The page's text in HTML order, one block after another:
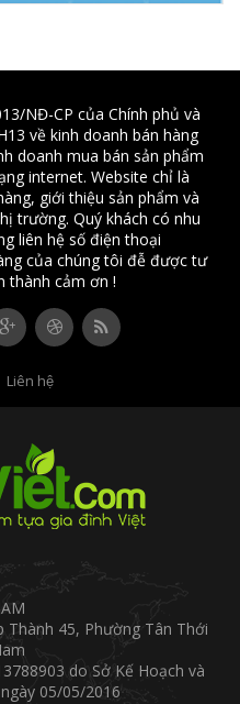
NĐ-CP của Chính phủ và
về kinh doanh bán hàng
doanh mua bán sản phẩm
internet. Website chỉ là
giới thiệu sản phẩm và
trường. Quý khách có nhu
liên hệ số điện thoại
của chúng tôi đễ được tư
thành cảm ơn !
Liên hệ
45, Phường Tân Thới
do Sở Kế Hoạch và
05/05/2016